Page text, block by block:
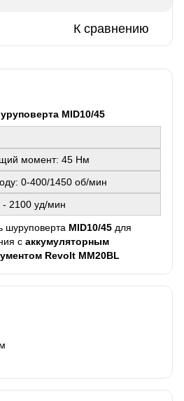
К сравнению
MID10/45
момент: 45 Нм
0-400/1450 об/мин
- 2100 уд/мин
MID10/45 для
с аккумуляторным
Revolt ММ20BL